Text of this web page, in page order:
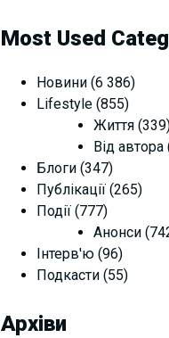
Most Used
Новини (6 386)
Lifestyle (855)
Життя
Від автора
Блоги (347)
Публікації (265)
Події (777)
Анонси
Інтерв'ю (96)
Подкасти (55)
Архіви